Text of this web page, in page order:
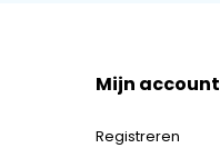
Mijn account
Registreren